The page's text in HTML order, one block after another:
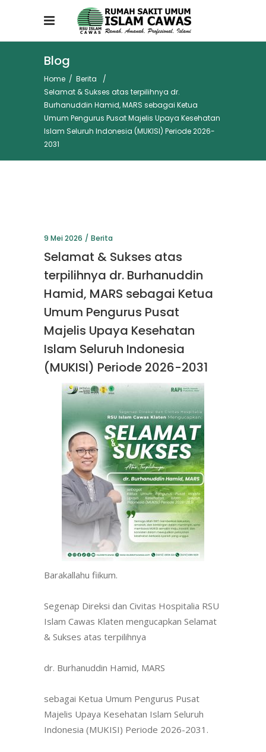
Blog
Home / Berita
/
Selamat & Sukses atas terpilihnya dr.
Burhanuddin Hamid, MARS sebagai Ketua
Umum Pengurus Pusat Majelis Upaya Kesehatan
Islam Seluruh Indonesia (MUKISI) Periode 2026-
2031
9 Mei 2026 Berita
Selamat & Sukses atas
terpilihnya dr. Burhanuddin
Hamid, MARS sebagai Ketua
Umum Pengurus Pusat
Majelis Upaya Kesehatan
Islam Seluruh Indonesia
(MUKISI) Periode 2026-2031
Barakallahu fiikum.
Segenap Direksi dan Civitas Hospitalia RSU
Islam Cawas Klaten mengucapkan Selamat
& Sukses atas terpilihnya
dr. Burhanuddin Hamid, MARS
sebagai Ketua Umum Pengurus Pusat
Majelis Upaya Kesehatan Islam Seluruh
Indonesia (MUKISI) Periode 2026-2031.